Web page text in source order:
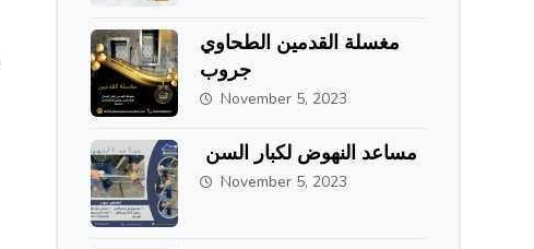
مغسلة القدمين الطحاوي
جروب
November 5, 2023
مساعد النهوض لكبار السن
November 5, 2023